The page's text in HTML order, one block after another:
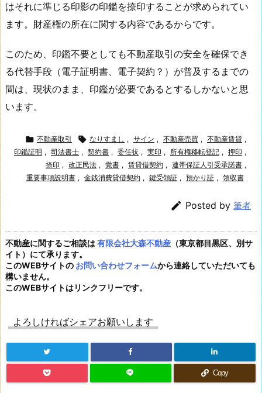
はそれに準じる印影の印鑑を捺印することが求められてい
ます。財産権の所在に関する内容であるからです。
このため、印鑑不要としても不動産取引の安全を確保でき
る代替手段（電子証明書、電子契約？）が普及するまでの
間は、現状のまま、印鑑が必要であるとするしかないと思
います。
 不動産取引  なりすまし , サイン , 不動産売買 , 不動産賃貸 ,
印鑑証明 , 司法書士 , 契約書 , 委任状 , 実印 , 所有権移転登記 , 押印 ,
捺印 , 改正民法 , 覚書 , 賃貸借契約 , 連帯保証人引受承諾書 ,
重要事項説明書 , 金銭消費貸借契約 , 鍵受領証 , 預かり証 , 領収書
 Posted by 筆者
不動産に関するご相談は有限会社大森不動産 （東京都目黒区、別サ
イト）にて承ります。
このWEBサイトの お問い合わせフォームから連絡していただいても
構いません。
このWEBサイトはリンクフリーです。
よろしければシェアお願いします
Copy